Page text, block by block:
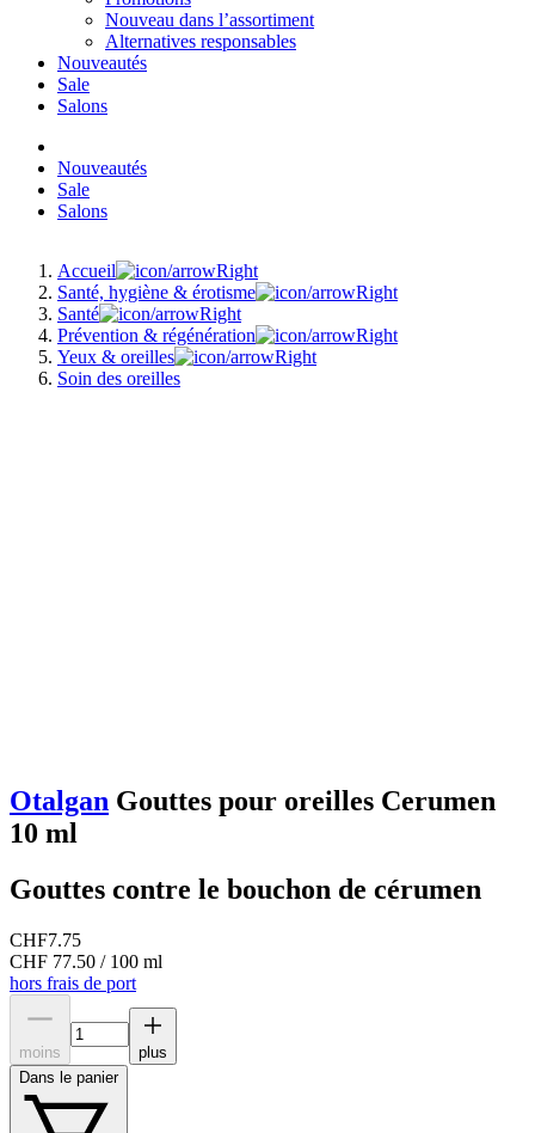
Nouveau dans l’assortiment
Alternatives responsables
Nouveautés
Sale
Salons
Nouveautés
Sale
Salons
Accueil
Santé, hygiène & érotisme
Santé
Prévention & régénération
Yeux & oreilles
Soin des oreilles
Otalgan Gouttes pour oreilles Cerumen
10 ml
Gouttes contre le bouchon de cérumen
CHF7.75
CHF 77.50 / 100 ml
hors frais de port
moins
plus
Dans le panier